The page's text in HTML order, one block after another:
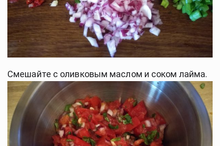
Смешайте с оливковым маслом и соком лайма.